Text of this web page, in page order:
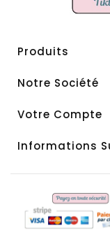
Produits
Notre Société
Votre Compte
Informations